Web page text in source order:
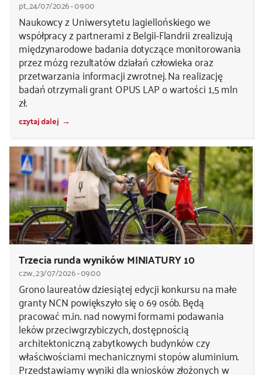
pt., 24/07/2026 - 09:00
Naukowcy z Uniwersytetu Jagiellońskiego we
współpracy z partnerami z Belgii-Flandrii zrealizują
międzynarodowe badania dotyczące monitorowania
przez mózg rezultatów działań człowieka oraz
przetwarzania informacji zwrotnej. Na realizację
badań otrzymali grant OPUS LAP o wartości 1,5 mln
zł.
czytaj dalej
Trzecia runda wyników MINIATURY 10
czw., 23/07/2026 - 09:00
Grono laureatów dziesiątej edycji konkursu na małe
granty NCN powiększyło się o 69 osób. Będą
pracować m.in. nad nowymi formami podawania
leków przeciwgrzybiczych, dostępnością
architektoniczną zabytkowych budynków czy
właściwościami mechanicznymi stopów aluminium.
Przedstawiamy wyniki dla wniosków złożonych w